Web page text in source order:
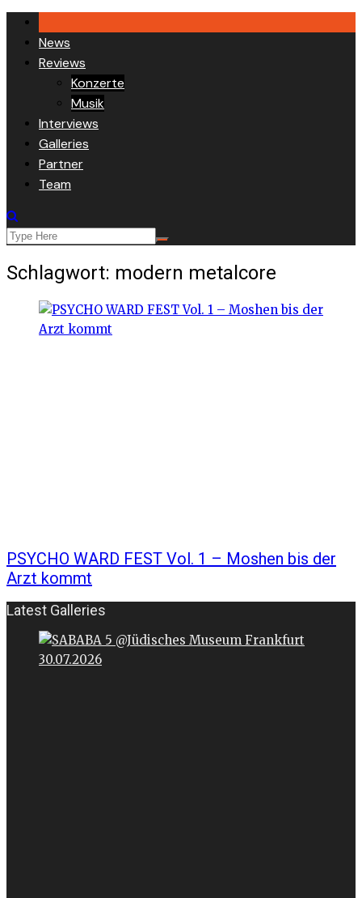
Skip
content
News
Reviews
Konzerte
Musik
Interviews
Galleries
Partner
Team
Schlagwort: modern metalcore
PSYCHO WARD FEST Vol. 1 – Moshen bis der
Arzt kommt
Latest Galleries